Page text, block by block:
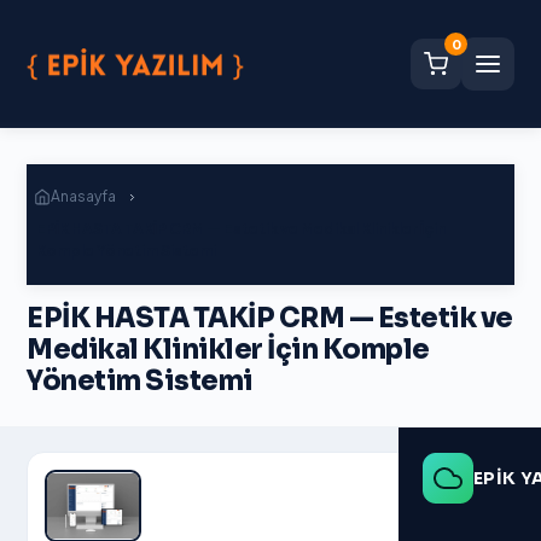
0
Anasayfa
EPİK HASTA TAKİP CRM — Estetik ve
Medikal Klinikler İçin Komple
Yönetim Sistemi
EPİK